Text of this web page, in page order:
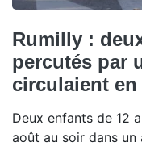
Rumilly :
percutés par
circulaient
Deux enfants de 12
août au soir dans un